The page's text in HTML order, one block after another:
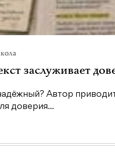
заслуживает
надёжный? Автор
доверия...